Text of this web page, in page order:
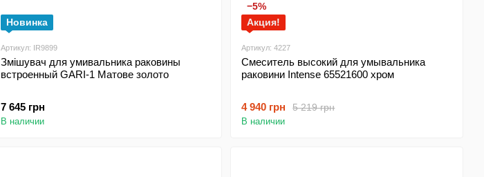
Новинка
Артикул: IR9899
Змішувач для умивальника раковины
встроенный GARI-1 Матове золото
7 645 грн
В наличии
−5%
Акция!
Артикул: 4227
Смеситель высокий для умывальника
раковини Intense 65521600 хром
5 219 грн
4 940 грн
В наличии